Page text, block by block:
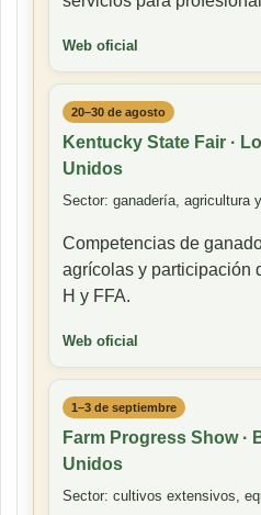
Web oficial
20–30 de agosto
Kentucky State Fair ·
Unidos
Sector: ganadería, agricultura
Competencias de
agrícolas y participación
H y FFA.
Web oficial
1–3 de septiembre
Farm Progress Show ·
Unidos
Sector: cultivos extensivos,